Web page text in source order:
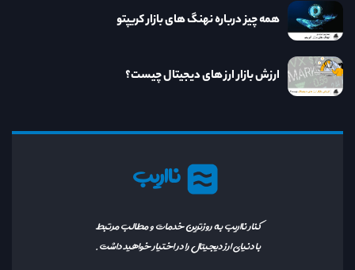
نااریب
کنار نااریب به روزترین خدمات و مطالب مرتبط
با دنیای ارز دیجیتال را در اختیار خواهید داشت.
همه چیز درباره نهنگ های بازار کریپتو
ارزش بازار ارز های دیجیتال چیست؟